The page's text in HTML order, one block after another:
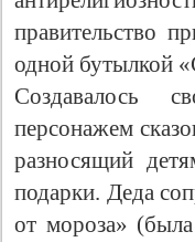
правительство
одной бутылкой
Создавалось
персонажем
разносящий
подарки. Деда
от мороза»